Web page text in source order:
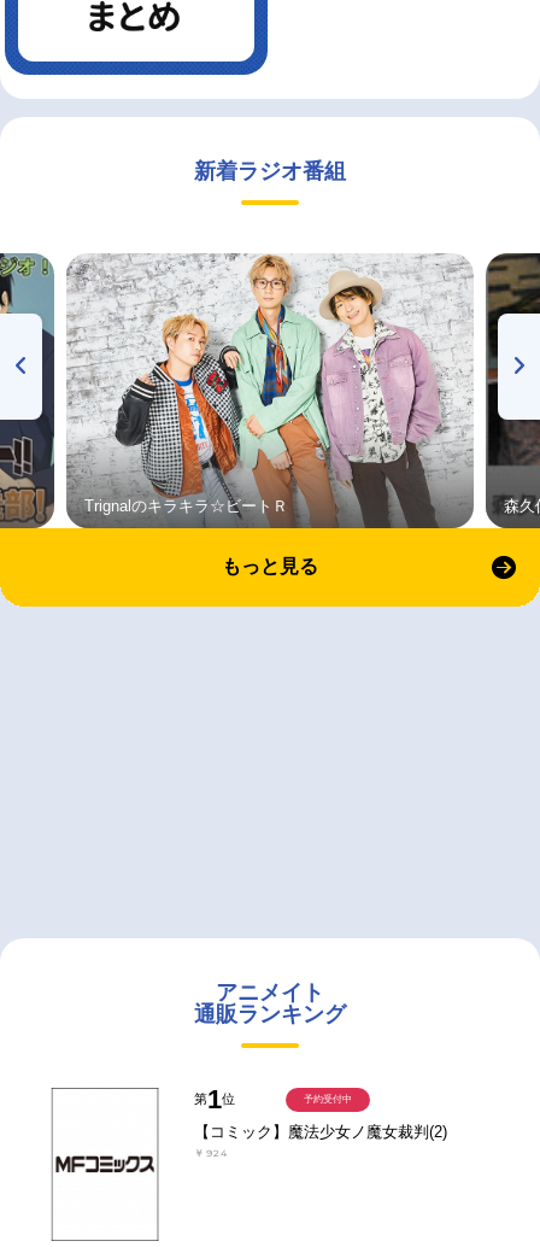
新着ラジオ番組
Trignalのキラキラ☆ビートＲ 森久
もっと見る
アニメイト
通販ランキング
第1位
【コミック】魔法少女ノ魔女裁判(2)
￥924
予約受付中